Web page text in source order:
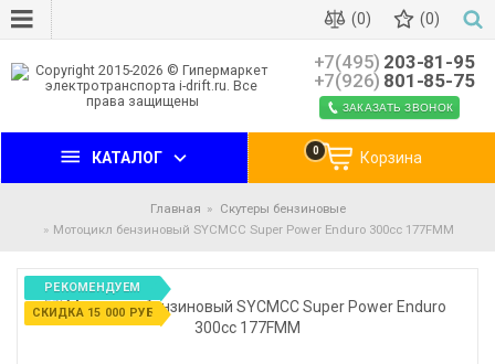
(0) (0)
+7(495) 203-81-95
+7(926) 801-85-75
ЗАКАЗАТЬ ЗВОНОК
КАТАЛОГ Корзина
0
Главная
Скутеры бензиновые
Мотоцикл бензиновый SYCMCC Super Power Enduro 300cc 177FMM
РЕКОМЕНДУЕМ
СКИДКА 15 000 РУБ